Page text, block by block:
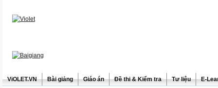
ViOLET.VN Bài giảng Giáo án Đề thi & Kiểm tra Tư liệu E-